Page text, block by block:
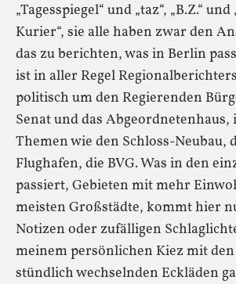
„Tagesspiegel“ und „taz“, „B.Z.“
Kurier“, sie alle haben zwar den
das zu berichten, was in Berlin
ist in aller Regel
politisch um den Regierenden
Senat und das
Themen wie den Schloss-Neubau,
Flughafen, die BVG. Was in den
passiert, Gebieten mit mehr
meisten Großstädte, kommt hier
Notizen oder zufälligen
meinem persönlichen Kiez mit
stündlich wechselnden Eckläden